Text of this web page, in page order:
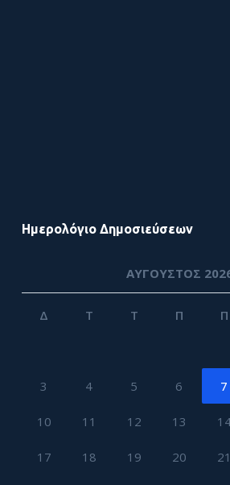
Ημερολόγιο Δημοσιεύσεων
ΑΎΓΟΥΣΤΟΣ
Δ Τ Τ Π Π
3 4 5 6 7
10 11 12 13
17 18 19 20 21